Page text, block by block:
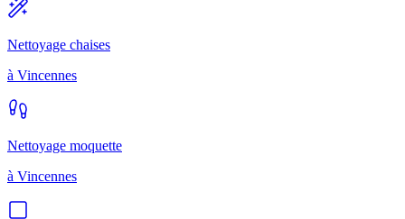
Nettoyage chaises
à Vincennes
Nettoyage moquette
à Vincennes